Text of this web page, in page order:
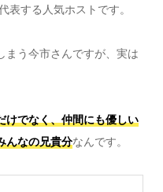
表する人気ホストです。
まう今市さんですが、実は
けでなく、仲間にも優しい
んなの兄貴分なんです。